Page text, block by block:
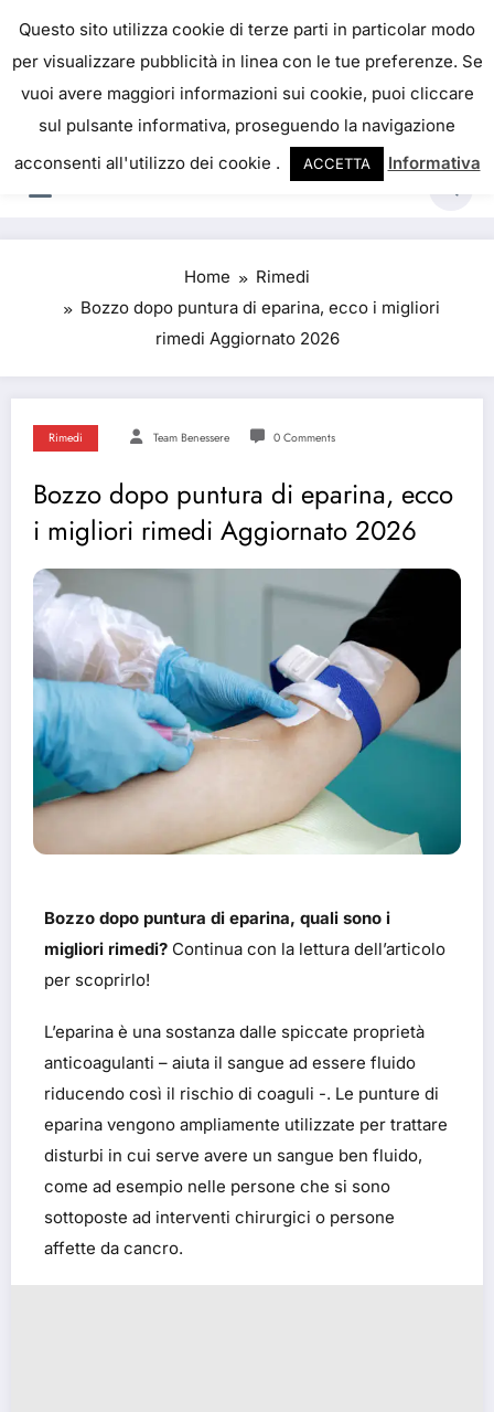
IL PORTALE DEL BENESSERE
La salute è come il denaro, non abbiamo mai una
vera idea del suo valore fino a quando la
perdiamo. Josh Billings
Home
Rimedi
Bozzo dopo puntura di eparina, ecco i migliori
rimedi Aggiornato 2026
Rimedi Team Benessere 0 Comments
Bozzo dopo puntura di eparina, ecco
i migliori rimedi Aggiornato 2026
Bozzo dopo puntura di eparina, quali sono i
migliori rimedi? Continua con la lettura dell’articolo
per scoprirlo!
L’eparina è una sostanza dalle spiccate proprietà
anticoagulanti – aiuta il sangue ad essere fluido
riducendo così il rischio di coaguli -. Le punture di
eparina vengono ampliamente utilizzate per trattare
disturbi in cui serve avere un sangue ben fluido,
come ad esempio nelle persone che si sono
sottoposte ad interventi chirurgici o persone
affette da cancro.
Questo sito utilizza cookie di terze parti in particolar modo
per visualizzare pubblicità in linea con le tue preferenze. Se
vuoi avere maggiori informazioni sui cookie, puoi cliccare
sul pulsante informativa, proseguendo la navigazione
acconsenti all'utilizzo dei cookie .
ACCETTA Informativa